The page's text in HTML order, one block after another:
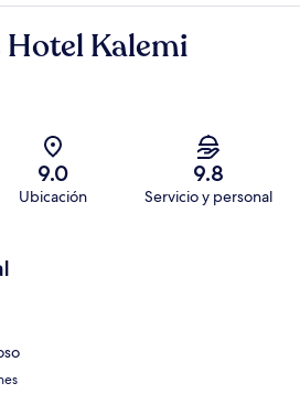
Kalemi
9.0
Ubicación
9.8
Servicio y personal